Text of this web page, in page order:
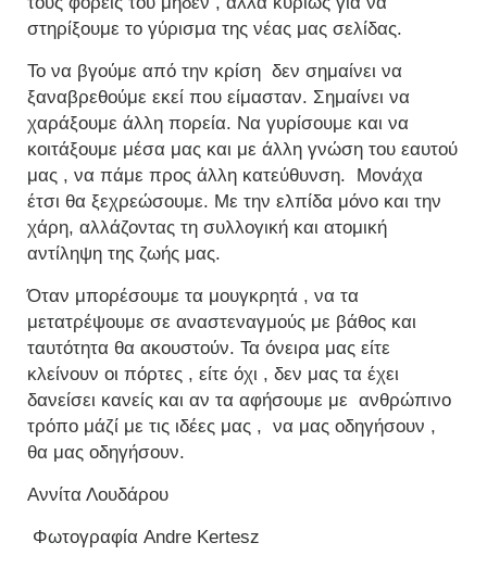
στηρίξουμε το γύρισμα της νέας μας σελίδας.
Το να βγούμε από την κρίση δεν σημαίνει να
ξαναβρεθούμε εκεί που είμασταν. Σημαίνει να
χαράξουμε άλλη πορεία. Να γυρίσουμε και να
κοιτάξουμε μέσα μας και με άλλη γνώση του εαυτού
μας , να πάμε προς άλλη κατεύθυνση. Μονάχα
έτσι θα ξεχρεώσουμε. Με την ελπίδα μόνο και την
χάρη, αλλάζοντας τη συλλογική και ατομική
αντίληψη της ζωής μας.
Όταν μπορέσουμε τα μουγκρητά , να τα
μετατρέψουμε σε αναστεναγμούς με βάθος και
ταυτότητα θα ακουστούν. Τα όνειρα μας είτε
κλείνουν οι πόρτες , είτε όχι , δεν μας τα έχει
δανείσει κανείς και αν τα αφήσουμε με ανθρώπινο
τρόπο μάζί με τις ιδέες μας , να μας οδηγήσουν ,
θα μας οδηγήσουν.
Αννίτα Λουδάρου
Φωτογραφία Andre Kertesz